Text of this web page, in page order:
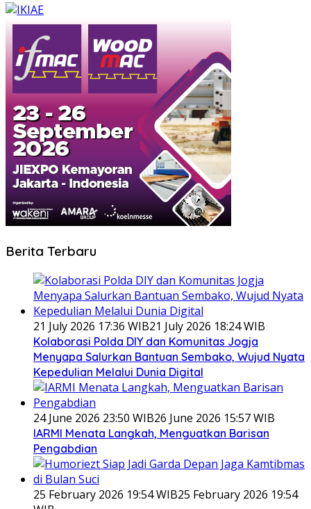
Berita Terbaru
21 July 2026 17:36 WIB21 July 2026 18:24 WIB
Kolaborasi Polda DIY dan Komunitas Jogja
Menyapa Salurkan Bantuan Sembako, Wujud Nyata
Kepedulian Melalui Dunia Digital
24 June 2026 23:50 WIB26 June 2026 15:57 WIB
IARMI Menata Langkah, Menguatkan Barisan
Pengabdian
25 February 2026 19:54 WIB25 February 2026 19:54